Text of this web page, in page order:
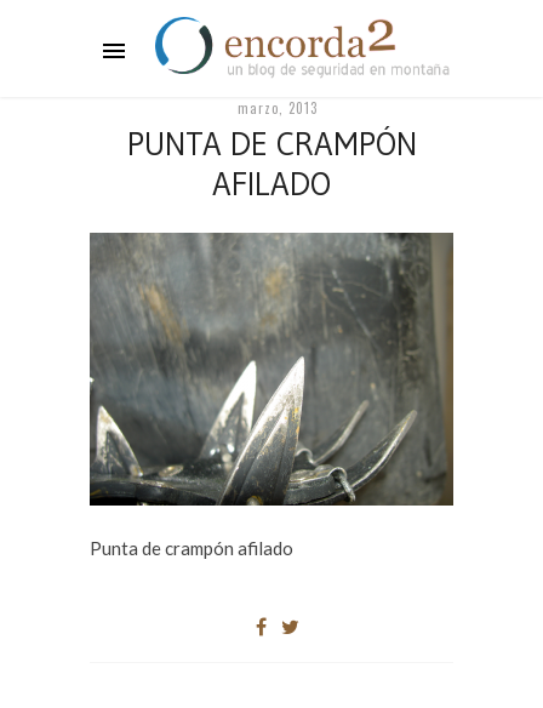
marzo, 2013
PUNTA DE CRAMPÓN
AFILADO
Punta de crampón afilado